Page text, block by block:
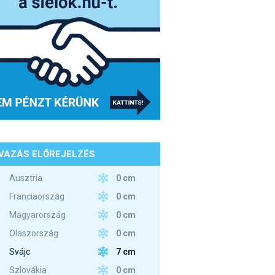
ELŐREJELZÉS
Ausztria
0 cm
Franciaország
0 cm
Magyarország
0 cm
Olaszország
0 cm
Svájc
7 cm
Szlovákia
0 cm